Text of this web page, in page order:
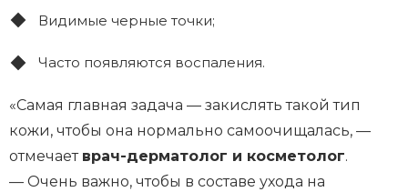
Видимые черные точки;
Часто появляются воспаления.
«Самая главная задача — закислять такой тип
кожи, чтобы она нормально самоочищалась, —
отмечает врач-дерматолог и косметолог.
— Очень важно, чтобы в составе ухода на